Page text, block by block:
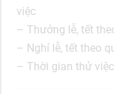
việc
– Thưởng lễ, tết
– Nghỉ lễ, tết theo
– Thời gian thử